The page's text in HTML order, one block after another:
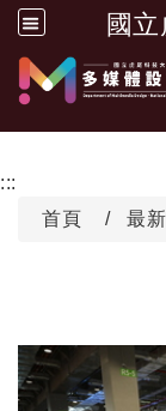
國立
:::
首頁
最